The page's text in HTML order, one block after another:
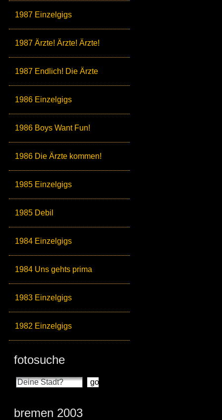
1987 Einzelgigs
1987 Ärzte! Ärzte! Ärzte!
1987 Endlich! Die Ärzte
1986 Einzelgigs
1986 Boys Want Fun!
1986 Die Ärzte kommen!
1985 Einzelgigs
1985 Debil
1984 Einzelgigs
1984 Uns gehts prima
1983 Einzelgigs
1982 Einzelgigs
fotosuche
bremen 2003